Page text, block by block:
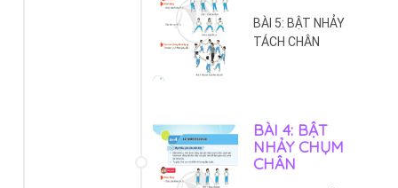
BÀI 5: BẬT NHẢY
TÁCH CHÂN
BÀI 4: BẬT
NHẢY CHỤM
CHÂN